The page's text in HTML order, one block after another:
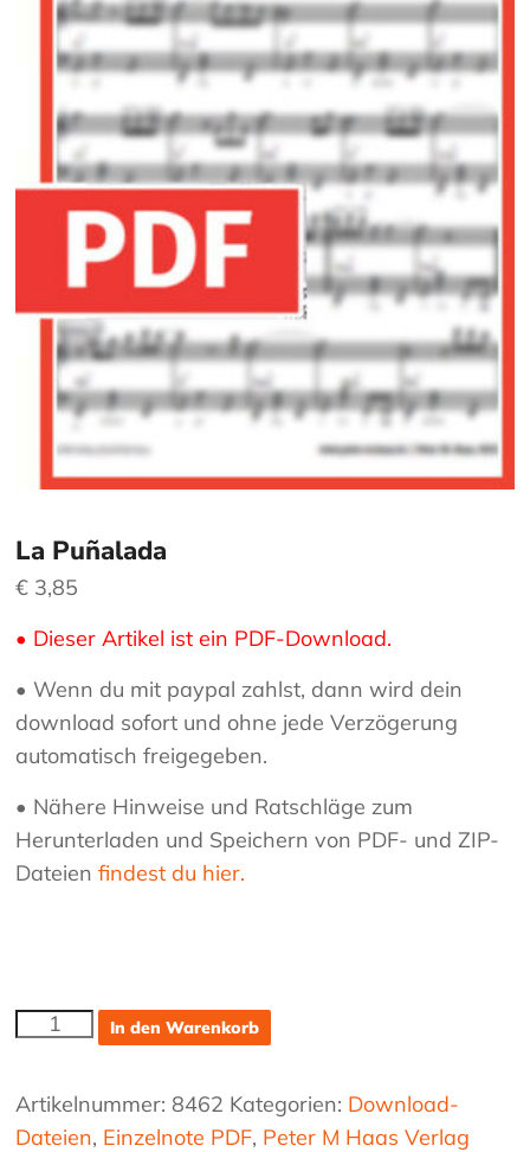
La Puñalada
€ 3,85
• Dieser Artikel ist ein PDF-Download.
• Wenn du mit paypal zahlst, dann wird dein
download sofort und ohne jede Verzögerung
automatisch freigegeben.
• Nähere Hinweise und Ratschläge zum
Herunterladen und Speichern von PDF- und ZIP-
Dateienfindest du hier.
In den Warenkorb
Artikelnummer: 8462 Kategorien: Download-
Dateien, Einzelnote PDF, Peter M Haas Verlag